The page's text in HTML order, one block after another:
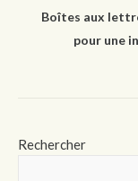
Boîtes aux
pour une
Rechercher